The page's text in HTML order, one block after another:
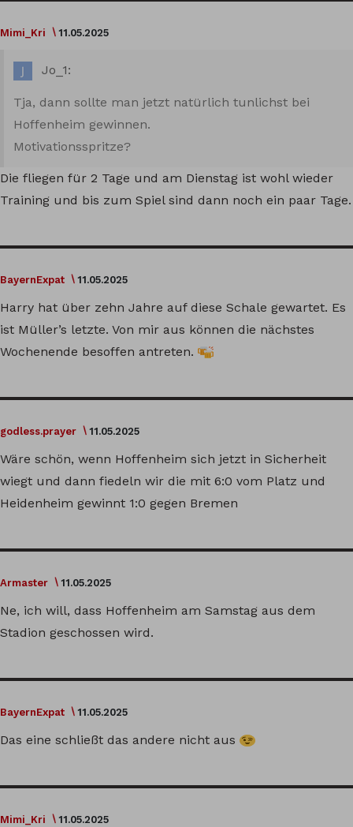
Mimi_Kri 11.05.2025
Jo_1:
Tja, dann sollte man jetzt natürlich tunlichst bei
Hoffenheim gewinnen.
Motivationsspritze?
Die fliegen für 2 Tage und am Dienstag ist wohl wieder
Training und bis zum Spiel sind dann noch ein paar Tage.
BayernExpat 11.05.2025
Harry hat über zehn Jahre auf diese Schale gewartet. Es
ist Müller’s letzte. Von mir aus können die nächstes
Wochenende besoffen antreten.
godless.prayer 11.05.2025
Wäre schön, wenn Hoffenheim sich jetzt in Sicherheit
wiegt und dann fiedeln wir die mit 6:0 vom Platz und
Heidenheim gewinnt 1:0 gegen Bremen
Armaster 11.05.2025
Ne, ich will, dass Hoffenheim am Samstag aus dem
Stadion geschossen wird.
BayernExpat 11.05.2025
Das eine schließt das andere nicht aus
Mimi_Kri 11.05.2025